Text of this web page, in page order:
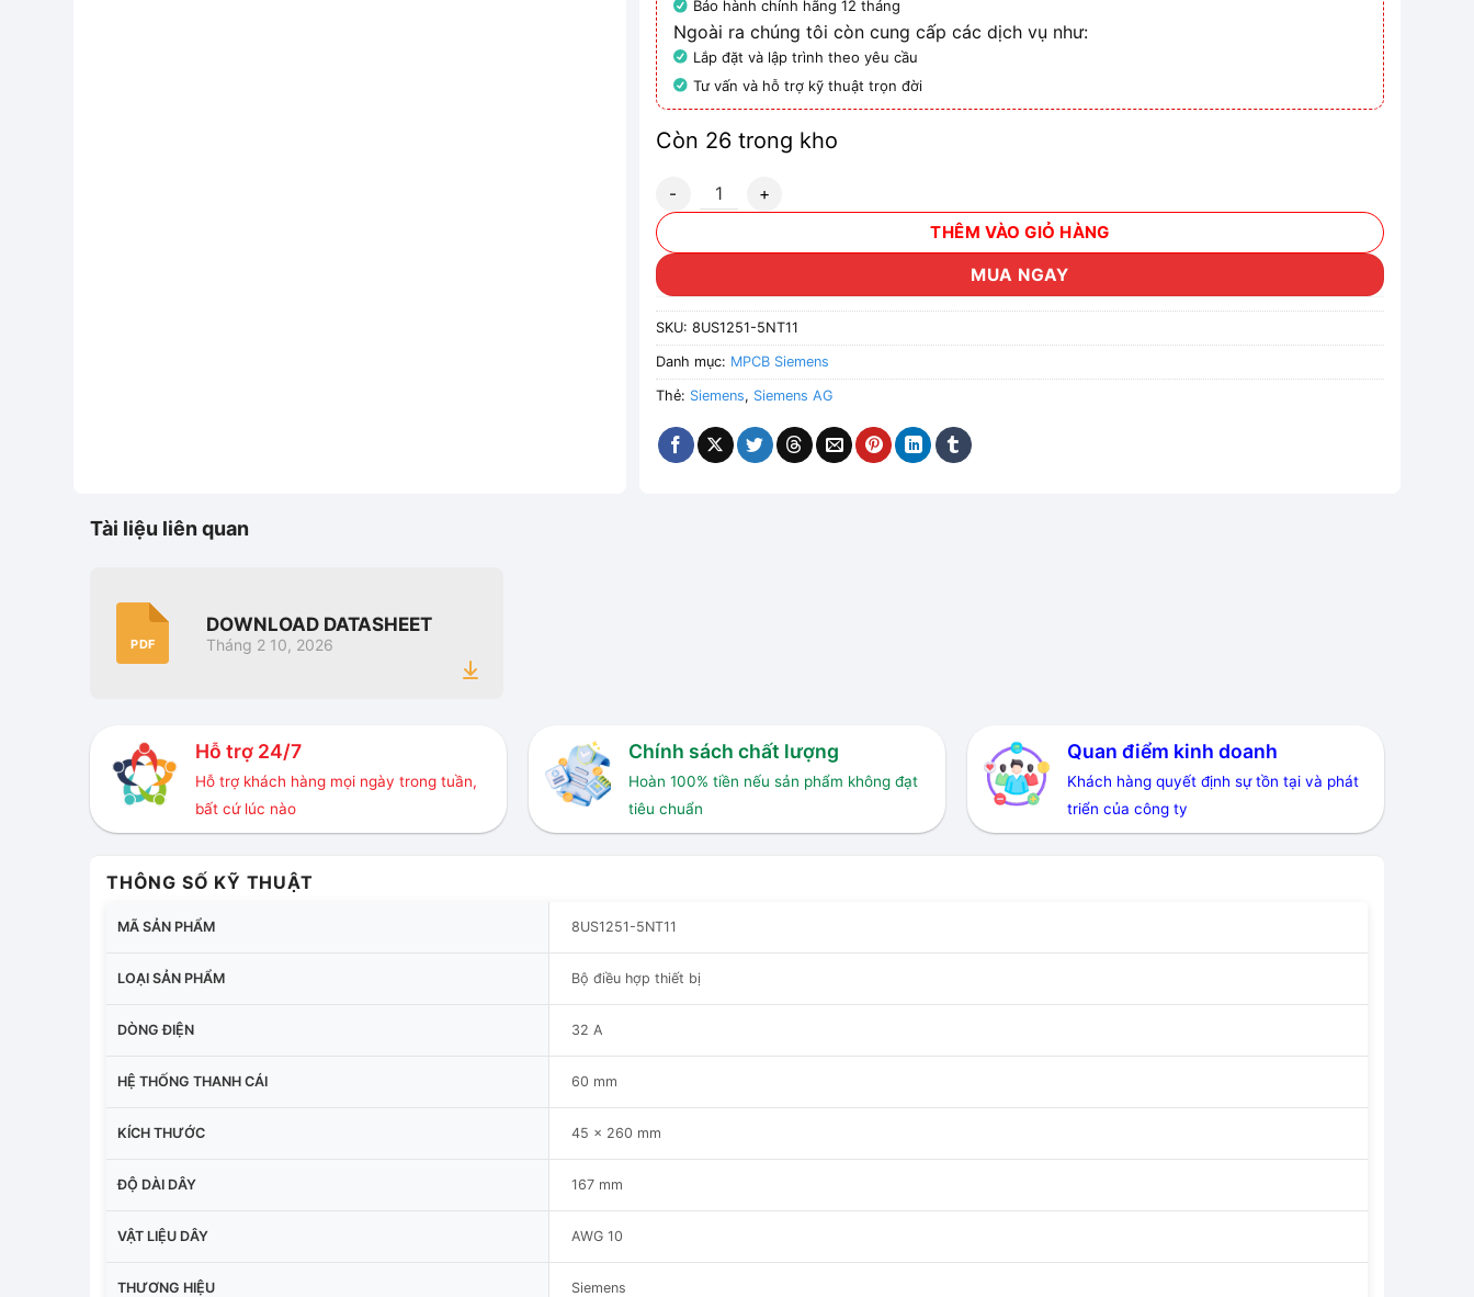
Bảo hành chính hãng 12 tháng
Ngoài ra chúng tôi còn cung cấp các dịch vụ như:
Lắp đặt và lập trình theo yêu cầu
Tư vấn và hỗ trợ kỹ thuật trọn đời
Còn 26 trong kho
8US1251-5NT11 - Bộ ngắt mạch bảo vệ motor số lượng
THÊM VÀO GIỎ HÀNG
MUA NGAY
SKU:8US1251-5NT11
Danh mục: MPCB Siemens
Thẻ: Siemens, Siemens AG
Tài liệu liên quan
PDF
DOWNLOAD DATASHEET
Tháng 2 10, 2026
Hỗ trợ 24/7
Hỗ trợ khách hàng mọi ngày trong tuần,
bất cứ lúc nào
Chính sách chất lượng
Hoàn 100% tiền nếu sản phẩm không đạt
tiêu chuẩn
Quan điểm kinh doanh
Khách hàng quyết định sự tồn tại và phát
triển của công ty
THÔNG SỐ KỸ THUẬT
MÃ SẢN PHẨM 8US1251-5NT11
LOẠI SẢN PHẨM Bộ điều hợp thiết bị
DÒNG ĐIỆN 32 A
HỆ THỐNG THANH CÁI 60 mm
KÍCH THƯỚC 45 x 260 mm
ĐỘ DÀI DÂY 167 mm
VẬT LIỆU DÂY AWG 10
THƯƠNG HIỆU Siemens